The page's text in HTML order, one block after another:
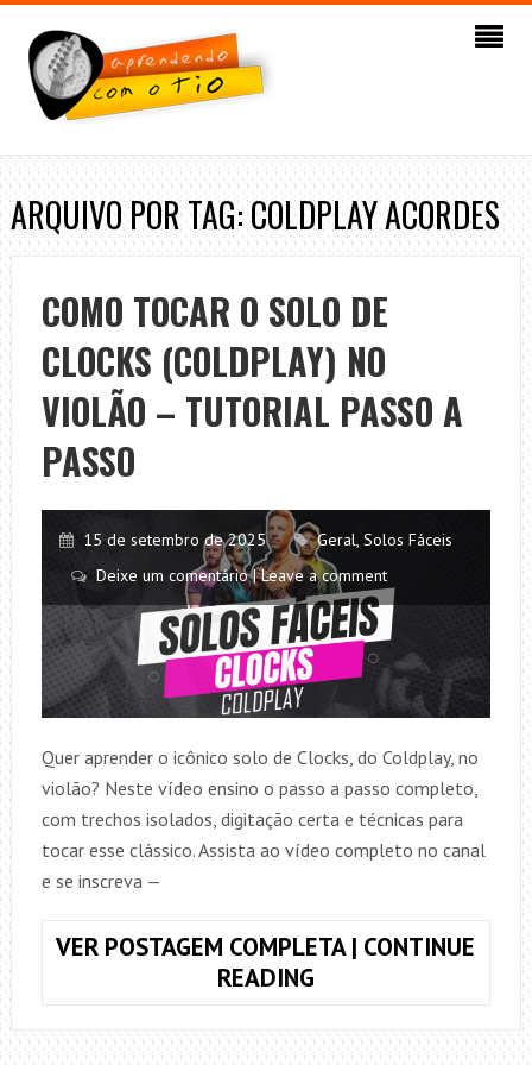
ARQUIVO POR TAG: COLDPLAY ACORDES
COMO TOCAR O SOLO DE
CLOCKS (COLDPLAY) NO
VIOLÃO – TUTORIAL PASSO A
PASSO
15 de setembro de 2025 Geral, Solos Fáceis
Deixe um comentário | Leave a comment
Quer aprender o icônico solo de Clocks, do Coldplay, no
violão? Neste vídeo ensino o passo a passo completo,
com trechos isolados, digitação certa e técnicas para
tocar esse clássico. Assista ao vídeo completo no canal
e se inscreva —
VER POSTAGEM COMPLETA | CONTINUE
READINGCOMO
O